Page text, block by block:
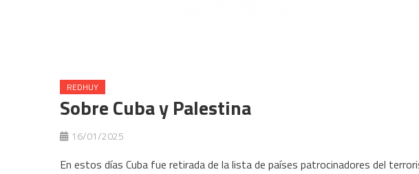
REDHUY
Sobre Cuba y Palestina
16/01/2025
En estos días Cuba fue retirada de la lista de países patrocinadores del